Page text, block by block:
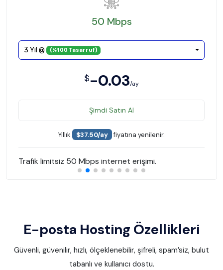
50 Mbps
3 Yıl @ (%100 Tasarruf)
$-0.03/ay
Şimdi Satın Al
Yıllık $37.50/ay fiyatına yenilenir.
Trafik limitsiz 50 Mbps internet erişimi.
E-posta Hosting Özellikleri
Güvenli, güvenilir, hızlı, ölçeklenebilir, şifreli, spam’siz, bulut
tabanlı ve kullanıcı dostu.